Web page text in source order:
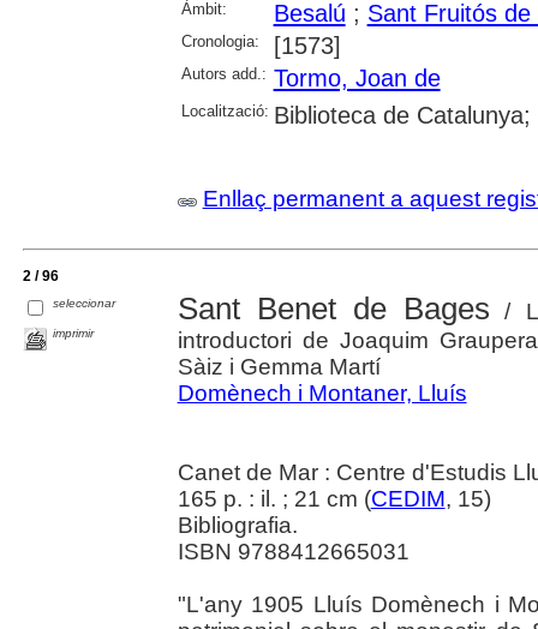
Àmbit: Besalú ; Sant Fruitós de
Cronologia: [1573]
Autors add.: Tormo, Joan de
Localització: Biblioteca de
Enllaç permanent a aquest
2 / 96
seleccionar
imprimir
Sant Benet de Bages /
introductori de Joaquim
Sàiz i Gemma Martí
Domènech i Montaner, Lluís
Canet de Mar : Centre d'Estudis
165 p. : il. ; 21 cm (CEDIM, 15)
Bibliografia.
ISBN 9788412665031
"L'any 1905 Lluís Domènech i